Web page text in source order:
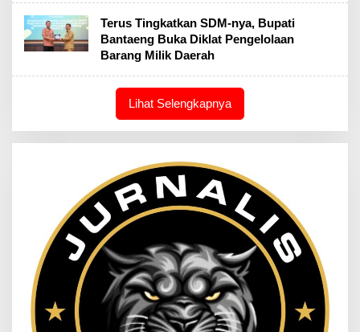
Terus Tingkatkan SDM-nya, Bupati
Bantaeng Buka Diklat Pengelolaan
Barang Milik Daerah
Lihat Selengkapnya